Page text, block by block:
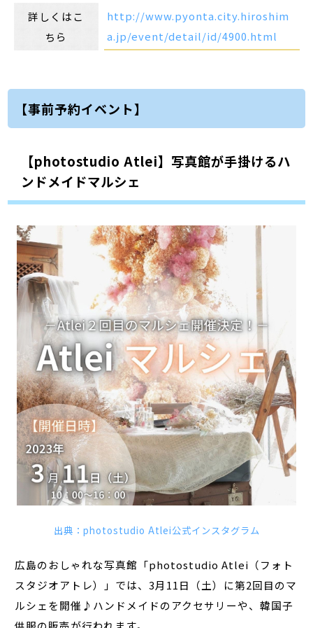
詳しくはこ
ちら
http://www.pyonta.city.hiroshim
a.jp/event/detail/id/4900.html
【事前予約イベント】
【photostudio Atlei】写真館が手掛けるハ
ンドメイドマルシェ
出典：photostudio Atlei公式インスタグラム
広島のおしゃれな写真館「photostudio Atlei（フォト
スタジオアトレ）」では、3月11日（土）に第2回目のマ
ルシェを開催♪ハンドメイドのアクセサリーや、韓国子